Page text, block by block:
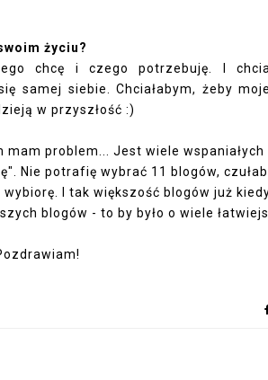
życiu?
chcę i czego potrzebuję. I
samej siebie. Chciałabym, żeby
w przyszłość :)
mam problem... Jest wiele wspaniałych
Nie potrafię wybrać 11 blogów,
I tak większość blogów już
blogów - to by było o wiele